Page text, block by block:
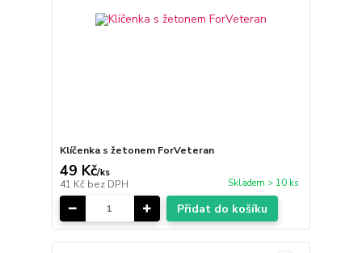
Klíčenka s žetonem ForVeteran
49 Kč/ks
41 Kč bez DPH Skladem > 10 ks
Přidat do košíku